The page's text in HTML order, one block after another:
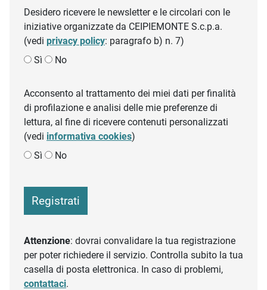
Desidero ricevere le newsletter e le circolari con le
iniziative organizzate da CEIPIEMONTE S.c.p.a.
(vedi privacy policy: paragrafo b) n. 7)
Sì
No
Acconsento al trattamento dei miei dati per finalità
di profilazione e analisi delle mie preferenze di
lettura, al fine di ricevere contenuti personalizzati
(vedi informativa cookies)
Sì
No
Registrati
Attenzione: dovrai convalidare la tua registrazione
per poter richiedere il servizio. Controlla subito la tua
casella di posta elettronica. In caso di problemi,
contattaci.